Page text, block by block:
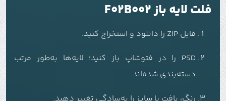
فلت لایه باز F02B002
فایل ZIP را دانلود و استخراج کنید.
PSD را در فتوشاپ باز کنید؛ لایه‌ها به‌طور مرتب
دسته‌بندی شده‌اند.